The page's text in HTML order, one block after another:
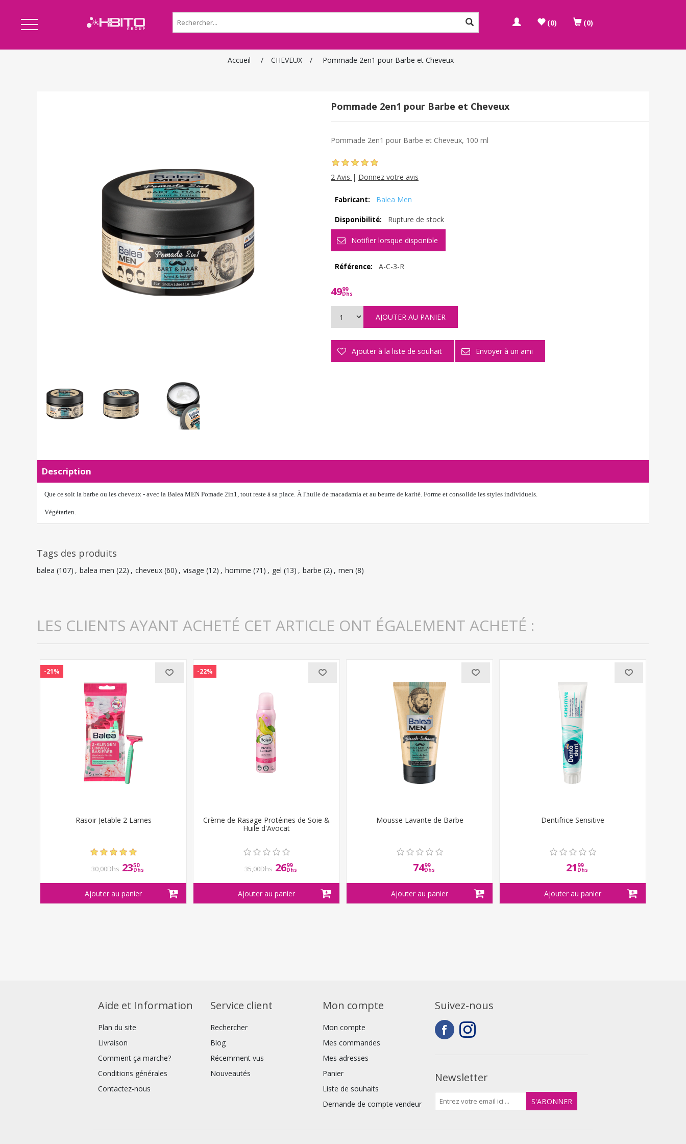
(0) (0)
Accueil / CHEVEUX / Pommade 2en1 pour Barbe et Cheveux
Pommade 2en1 pour Barbe et Cheveux
Pommade 2en1 pour Barbe et Cheveux, 100 ml
2 Avis | Donnez votre avis
Fabricant: Balea Men
Disponibilité: Rupture de stock
Référence: A-C-3-R
4999
Dhs
Description
Que ce soit la barbe ou les cheveux - avec la Balea MEN Pomade 2in1, tout reste à sa place. À l'huile de macadamia et au beurre de karité. Forme et consolide les styles individuels.
Végétarien.
Tags des produits
balea (107) , balea men (22) , cheveux (60) , visage (12) , homme (71) , gel (13) , barbe (2) , men (8)
LES CLIENTS AYANT ACHETÉ CET ARTICLE ONT ÉGALEMENT ACHETÉ :
-21%
Rasoir Jetable 2 Lames
30,00Dhs 2350
Dhs
-22%
Crème de Rasage Protéines de Soie &
Huile d'Avocat
35,00Dhs 2699
Dhs
Mousse Lavante de Barbe
7499
Dhs
Dentifrice Sensitive
21 99
Dhs
Aide et Information
Plan du site
Livraison
Comment ça marche?
Conditions générales
Contactez-nous
Service client
Rechercher
Blog
Récemment vus
Nouveautés
Mon compte
Mon compte
Mes commandes
Mes adresses
Panier
Liste de souhaits
Demande de compte vendeur
Suivez-nous
Newsletter